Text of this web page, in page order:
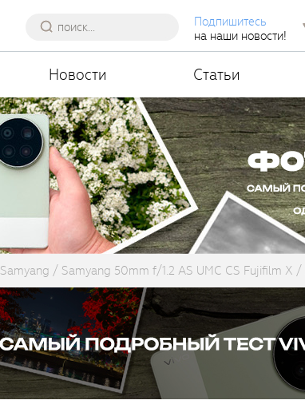
Подпишитесь
на наши новости!
Новости Статьи
Samyang Samyang 50mm f/1.2 AS UMC CS Fujifilm X